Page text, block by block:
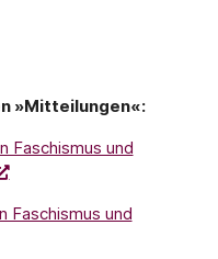
»Mitteilungen«:
Faschismus und
Faschismus und